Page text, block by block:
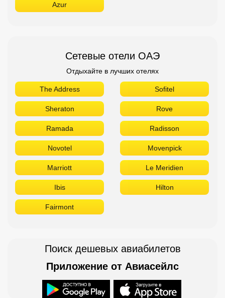
Azur
Сетевые отели ОАЭ
Отдыхайте в лучших отелях
The Address Sofitel
Sheraton Rove
Ramada Radisson
Novotel Movenpick
Marriott Le Meridien
Ibis Hilton
Fairmont
Поиск дешевых авиабилетов
Приложение от Авиасейлс